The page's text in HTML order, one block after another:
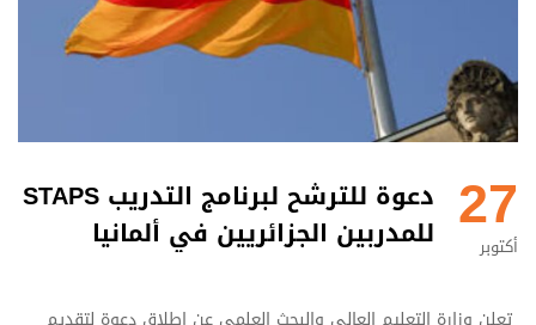
27
أكتوبر
دعوة للترشح لبرنامج التدريب STAPS
للمدربين الجزائريين في ألمانيا